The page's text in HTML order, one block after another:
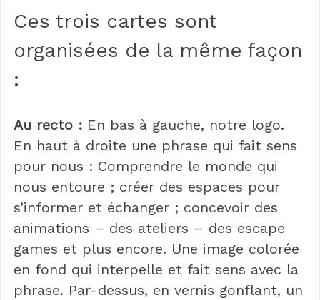
Ces trois cartes sont
organisées de la même façon
:
Au recto : En bas à gauche, notre logo.
En haut à droite une phrase qui fait sens
pour nous : Comprendre le monde qui
nous entoure ; créer des espaces pour
s’informer et échanger ; concevoir des
animations – des ateliers – des escape
games et plus encore. Une image colorée
en fond qui interpelle et fait sens avec la
phrase. Par-dessus, en vernis gonflant, un